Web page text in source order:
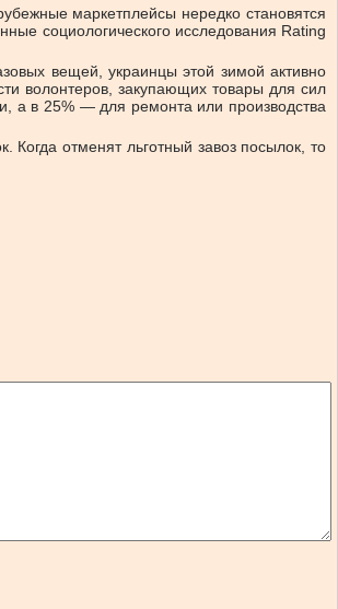
маркетплейсы нередко становятся
социологического исследования Rating
вещей, украинцы этой зимой активно
волонтеров, закупающих товары для сил
а в 25% — для ремонта или производства
отменят льготный завоз посылок, то